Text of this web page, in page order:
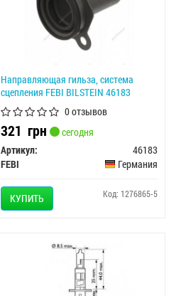
Направляющая гильза, система
сцепления FEBI BILSTEIN 46183
0 отзывов
321 грн
сегодня
Артикул:
46183
FEBI
Германия
КУПИТЬ Код: 1276865-5